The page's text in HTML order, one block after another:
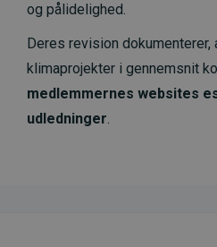
og pålidelighed.
Deres revision
klimaprojekter i gennemsnit
medlemmernes websites
udledninger.